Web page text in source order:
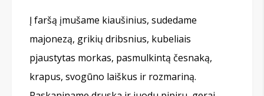
Į faršą įmušame kiaušinius, sudedame
majonezą, grikių dribsnius, kubeliais
pjaustytas morkas, pasmulkintą česnaką,
krapus, svogūno laiškus ir rozmariną.